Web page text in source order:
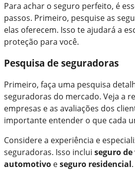
Para achar o seguro perfeito, é
passos. Primeiro, pesquise as
elas oferecem. Isso te ajudará a
proteção para você.
Pesquisa de seguradoras
Primeiro, faça uma pesquisa
seguradoras do mercado. Veja a
empresas e as avaliações dos
importante entender o que cada
Considere a experiência e
seguradoras. Isso inclui seguro de
automotivo eseguro residencial.